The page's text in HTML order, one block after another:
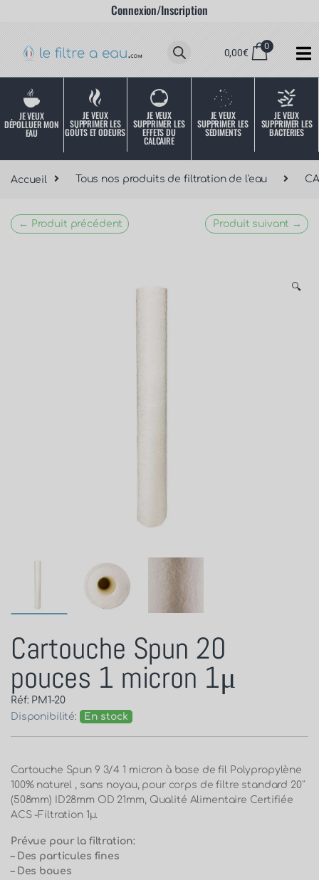
Connexion/Inscription
0,00€
0
JE VEUX
DÉPOLLUER MON
EAU
JE VEUX
SUPPRIMER LES
GOÛTS ET ODEURS
JE VEUX
SUPPRIMER LES
EFFETS DU
CALCAIRE
JE VEUX
SUPPRIMER LES
SÉDIMENTS
JE VEUX
SUPPRIMER LES
BACTÉRIES
Accueil Tous nos produits de filtration de l'eau
← Produit précédent Produit suivant →
🔍
Cartouche Spun 20
pouces 1 micron 1μ
Réf: PM1-20
Disponibilité:
En stock
Cartouche Spun 9 3/4 1 micron à base de fil Polypropylène
100% naturel , sans noyau, pour corps de filtre standard 20″
(508mm) ID28mm OD 21mm, Qualité Alimentaire Certifiée
ACS -Filtration 1µ.
Prévue pour la filtration:
– Des particules fines
– Des boues